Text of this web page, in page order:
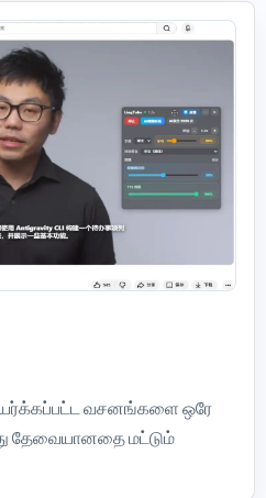
வசனங்களை ஒரே
தேவையானதை மட்டும்